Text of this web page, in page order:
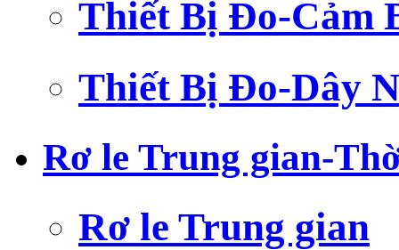
Thiết Bị Đo-Cảm
Thiết Bị Đo-Dây
Rơ le Trung gian-
Rơ le Trung gian